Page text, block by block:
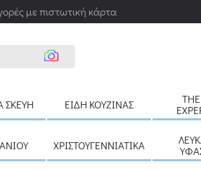
με πιστωτική κάρτα
ΣΚΕΎΗ ΕΊΔΗ ΚΟΥΖΊΝΑΣ
ΧΡΙΣΤΟΥΓΕΝΝΙΆΤΙΚΑ